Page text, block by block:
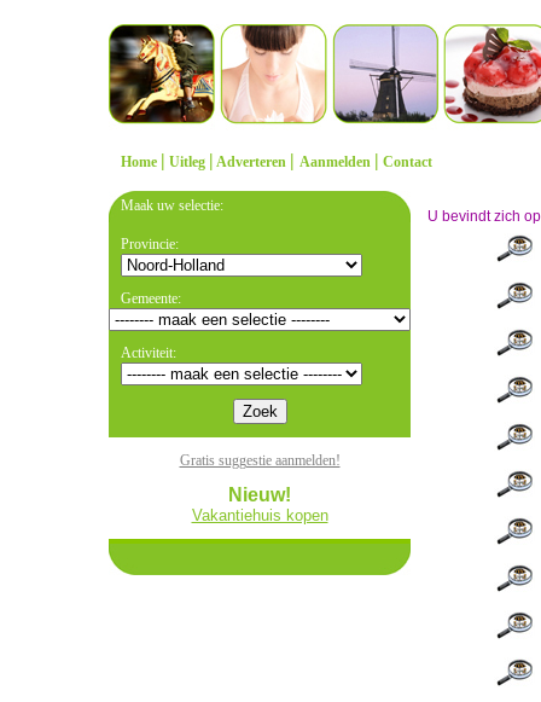
Home | Uitleg | Adverteren | Aanmelden | Contact
Maak uw selectie:
Provincie:
Gemeente:
Activiteit:
Gratis suggestie aanmelden!
Nieuw!
Vakantiehuis kopen
U bevindt zich